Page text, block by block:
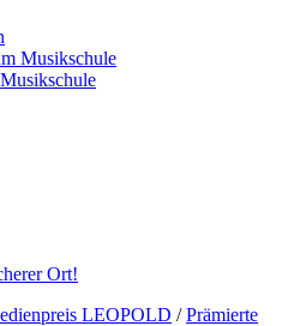
Musikschule
Ort!
LEOPOLD /Prämierte